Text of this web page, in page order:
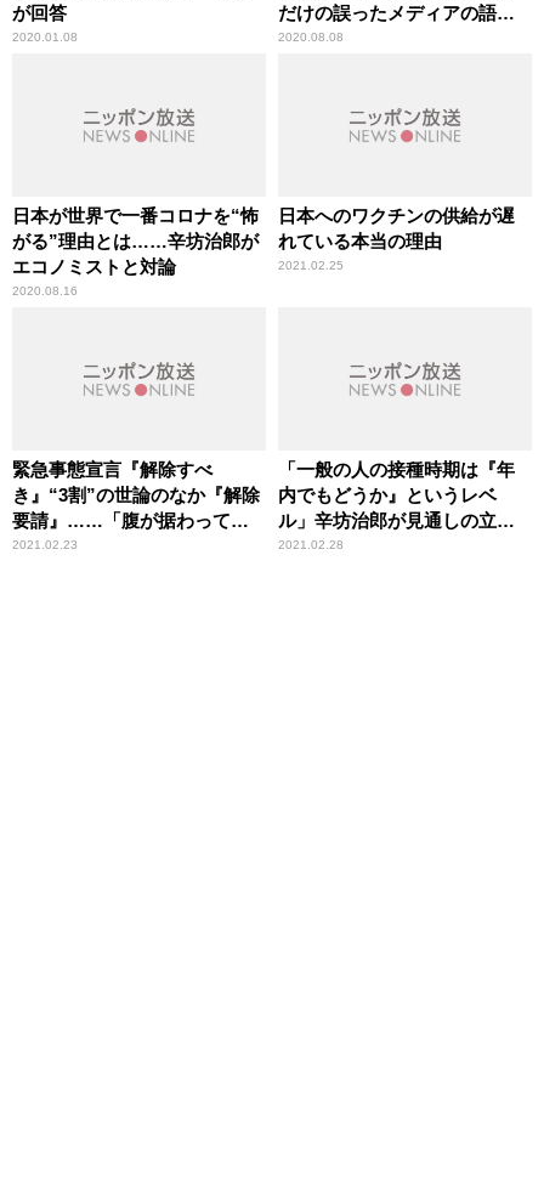
が回答
2020.01.08
だけの誤ったメディアの語法
に辛坊治郎が異議
2020.08.08
日本が世界で一番コロナを“怖
がる”理由とは……辛坊治郎が
エコノミストと対論
2020.08.16
日本へのワクチンの供給が遅
れている本当の理由
2021.02.25
緊急事態宣言『解除すべ
き』“3割”の世論のなか『解除
要請』……「腹が据わってい
る」辛坊治郎が“大阪政治勢
2021.02.23
「一般の人の接種時期は『年
内でもどうか』というレベ
ル」辛坊治郎が見通しの立た
ないワクチン輸入による影響
2021.02.28